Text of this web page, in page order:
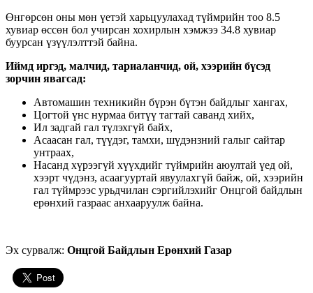
Өнгөрсөн оны мөн үетэй харьцуулахад түймрийн тоо 8.5
хувиар өссөн бол учирсан хохирлын хэмжээ 34.8 хувиар
буурсан үзүүлэлттэй байна.
Иймд иргэд, малчид, тариаланчид, ой, хээрийн бүсэд
зорчин явагсад:
Автомашин техникийн бүрэн бүтэн байдлыг хангах,
Цогтой үнс нурмаа битүү тагтай саванд хийх,
Ил задгай гал түлэхгүй байх,
Асаасан гал, түүдэг, тамхи, шүдэнзний галыг сайтар
унтраах,
Насанд хүрээгүй хүүхдийг түймрийн аюултай үед ой,
хээрт чүдэнз, асаагууртай явуулахгүй байж, ой, хээрийн
гал түймрээс урьдчилан сэргийлэхийг Онцгой байдлын
ерөнхий газраас анхааруулж байна.
Эх сурвалж: Онцгой Байдлын Ерөнхий Газар